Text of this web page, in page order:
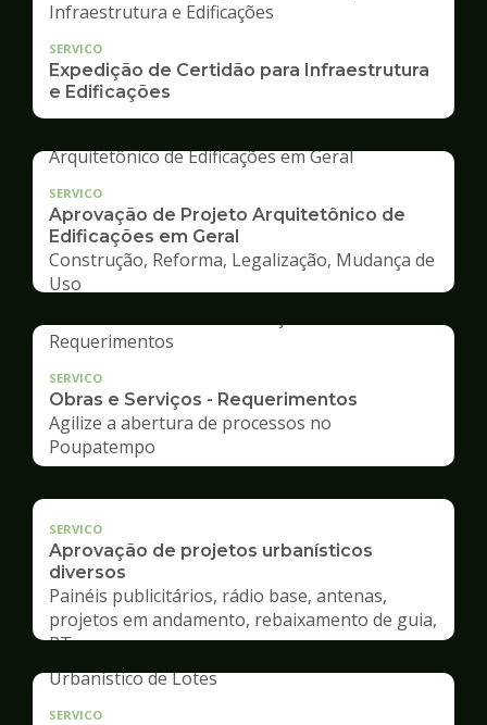
SERVICO
Expedição de Certidão para Infraestrutura
e Edificações
SERVICO
Aprovação de Projeto Arquitetônico de
Edificações em Geral
Construção, Reforma, Legalização, Mudança de
Uso
SERVICO
Obras e Serviços - Requerimentos
Agilize a abertura de processos no
Poupatempo
SERVICO
Aprovação de projetos urbanísticos
diversos
Painéis publicitários, rádio base, antenas,
projetos em andamento, rebaixamento de guia,
RT
SERVICO